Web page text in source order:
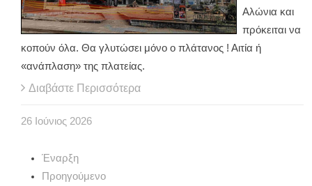
Αλώνια και
πρόκειται να
κοπούν όλα. Θα γλυτώσει μόνο ο πλάτανος ! Αιτία ή
«ανάπλαση» της πλατείας.
Διαβάστε Περισσότερα
26 Ιούνιος 2026
Έναρξη
Προηγούμενο